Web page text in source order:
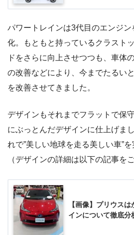
パワートレインは3代目のエンジ
化。もともと持っているクラスト
ドをさらに向上させつつも、車体
の改善などにより、今までたるい
を改善させてきました。
デザインもそれまでフラットで保
にぶっとんだデザインに仕上げま
れで”美しい地球を走る美しい車”を
（デザインの詳細は以下の記事を
【画像】プリウス
インについて徹底分